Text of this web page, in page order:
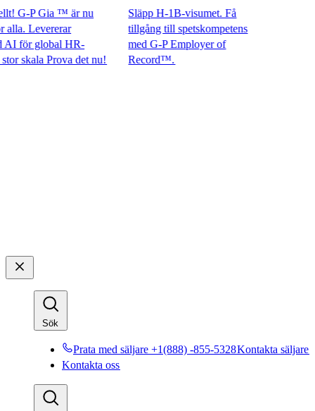
P Gia ™ är nu
Levererar
global HR-
Prova det nu!​​
Släpp H-1B-visumet. Få
tillgång till spetskompetens
med G-P Employer of
Record™.​​
Sök​​
Prata med säljare +1(888) -855-5328​​Kontakta säljare​​
Kontakta oss​​